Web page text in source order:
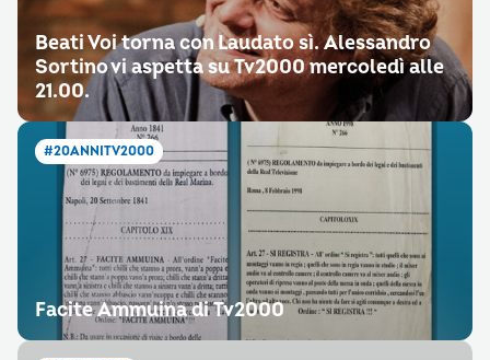
Beati Voi torna con Laudato sì. Alessandro
Sortino vi aspetta su Tv2000 mercoledì alle
21.00.
#20ANNITV2000
Facite Ammuina di Tv2000